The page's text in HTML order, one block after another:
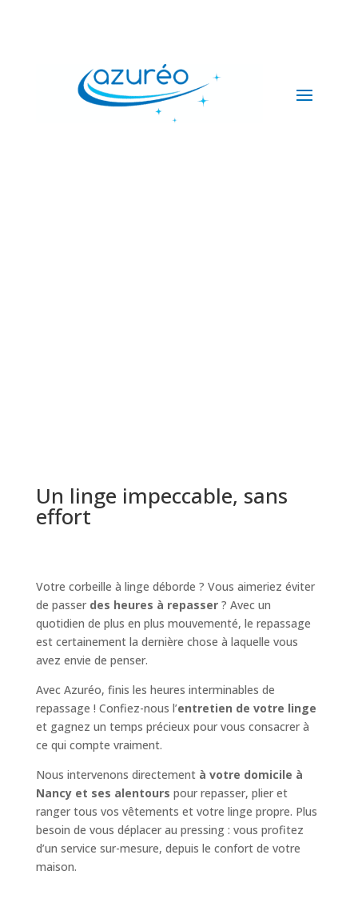
Un linge impeccable, sans
effort
Votre corbeille à linge déborde ? Vous aimeriez éviter
de passer des heures à repasser? Avec un
quotidien de plus en plus mouvementé, le repassage
est certainement la dernière chose à laquelle vous
avez envie de penser.
Avec Azuréo, finis les heures interminables de
repassage ! Confiez-nous l’entretien de votre linge
et gagnez un temps précieux pour vous consacrer à
ce qui compte vraiment.
Nous intervenons directement à votre domicile à
Nancy et ses alentours pour repasser, plier et
ranger tous vos vêtements et votre linge propre. Plus
besoin de vous déplacer au pressing : vous profitez
d’un service sur-mesure, depuis le confort de votre
maison.